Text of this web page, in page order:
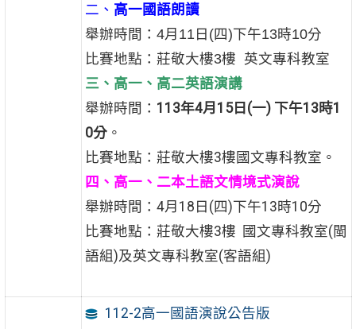
二、 高一國語朗讀
舉辦時間：4月11日(四)下午13時10分
比賽地點：莊敬大樓3樓 英文專科教室
三、高一、高二英語演講
舉辦時間： 113年4月 15日 (一) 下午13時1
0分。
比賽地點：莊敬大樓3樓國文專科教室。
四、高一、二本土語文情境式演說
舉辦時間：4月18日(四)下午13時10分
比賽地點：莊敬大樓3樓 國文專科教室(閩
語組)及英文專科教室(客語組)
112-2高一國語演說公告版